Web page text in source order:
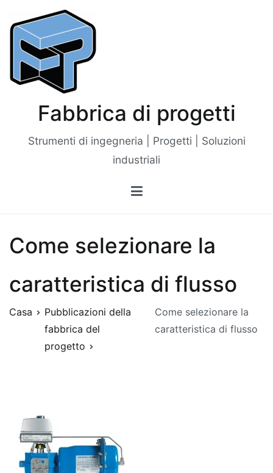
contenuto
Fabbrica di progetti
Strumenti di ingegneria | Progetti | Soluzioni
industriali
Come selezionare la
caratteristica di flusso
Casa
Pubblicazioni della
fabbrica del
progetto
Come selezionare la
caratteristica di flusso